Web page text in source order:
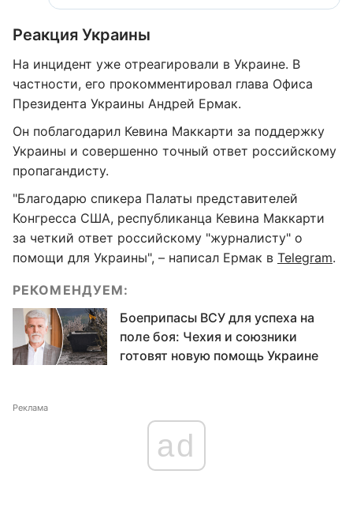
Реакция Украины
На инцидент уже отреагировали в Украине. В
частности, его прокомментировал глава Офиса
Президента Украины Андрей Ермак.
Он поблагодарил Кевина Маккарти за поддержку
Украины и совершенно точный ответ российскому
пропагандисту.
"Благодарю спикера Палаты представителей
Конгресса США, республиканца Кевина Маккарти
за четкий ответ российскому "журналисту" о
помощи для Украины", – написал Ермак в Telegram.
РЕКОМЕНДУЕМ:
Боеприпасы ВСУ для успеха на
поле боя: Чехия и союзники
готовят новую помощь Украине
Реклама
ad